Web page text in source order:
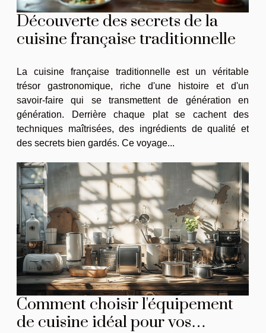
Découverte des secrets de la
cuisine française traditionnelle
La cuisine française traditionnelle est un véritable
trésor gastronomique, riche d'une histoire et d'un
savoir-faire qui se transmettent de génération en
génération. Derrière chaque plat se cachent des
techniques maîtrisées, des ingrédients de qualité et
des secrets bien gardés. Ce voyage...
Comment choisir l'équipement
de cuisine idéal pour vos